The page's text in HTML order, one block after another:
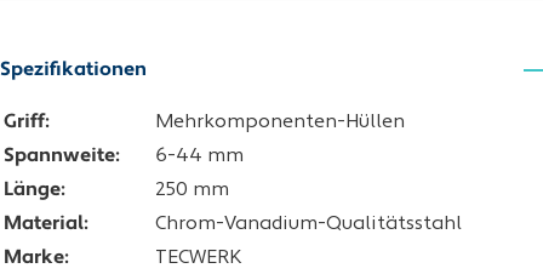
Spezifikationen
Griff:
Mehrkomponenten-Hüllen
Spannweite:
6-44 mm
Länge:
250 mm
Material:
Chrom-Vanadium-Qualitätsstahl
Marke:
TECWERK